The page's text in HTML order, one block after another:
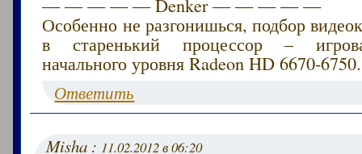
Особенно не разгонишься, подбор
в старенький процессор –
начального уровня Radeon HD 6670-6750.
Ответить
Misha : 11.02.2012 в 06:20